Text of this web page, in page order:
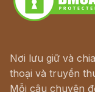
Nơi lưu giữ và
thoại và truyền
Mỗi câu chuyện